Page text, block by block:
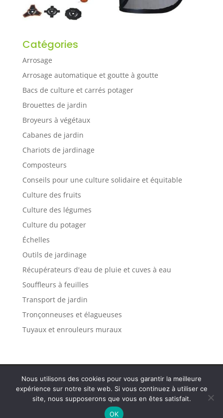
Catégories
Arrosage
Arrosage automatique et goutte à goutte
Bacs de culture et carrés potager
Brouettes de jardin
Broyeurs à végétaux
Cabanes de jardin
Chariots de jardinage
Composteurs
Conseils pour une culture solidaire et équitable
Culture des fruits
Culture des légumes
Culture du potager
Échelles
Outils de jardinage
Récupérateurs d'eau de pluie et cuves à eau
Souffleurs à feuilles
Transport de jardin
Tronçonneuses et élagueuses
Tuyaux et enrouleurs muraux
Politique de confidentialité
Mentions légales
Plan de site
Contact
Tous droits réservés Var Solidaire 2025
Nous utilisons des cookies pour vous garantir la meilleure
expérience sur notre site web. Si vous continuez à utiliser ce
site, nous supposerons que vous en êtes satisfait.
OK